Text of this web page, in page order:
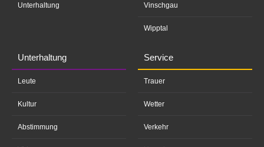
Unterhaltung Vinschgau
Wipptal
Unterhaltung
Leute
Kultur
Abstimmung
Service
Trauer
Wetter
Verkehr